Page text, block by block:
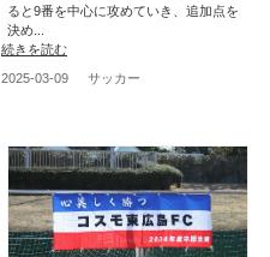
ると9番を中心に攻めていき、追加点を
決め...
続きを読む
2025-03-09
サッカー